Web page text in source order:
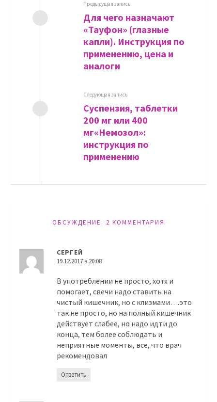
Предыдущая запись
Для чего назначают
«Тауфон» (глазные
капли). Инструкция по
применению, цена и
аналоги
Следующая запись
Суспензия, таблетки
200 мг или 400
мг«Немозол»:
инструкция по
применению
ОБСУЖДЕНИЕ: 2 КОММЕНТАРИЯ
СЕРГЕЙ
19.12.2017 в 20:08
В употреблении не просто, хотя и
помогает, свечи надо ставить на
чистый кишечник, но с клизмами….это
так не просто, но на полный кишечник
действует слабее, но надо идти до
конца, тем более соблюдать и
неприятные моменты, все, что врач
рекомендовал
Ответить